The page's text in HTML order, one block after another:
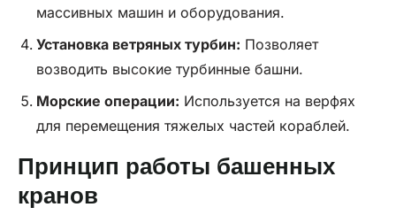
массивных машин и оборудования.
Установка ветряных турбин: Позволяет
возводить высокие турбинные башни.
Морские операции: Используется на верфях
для перемещения тяжелых частей кораблей.
Принцип работы башенных
кранов